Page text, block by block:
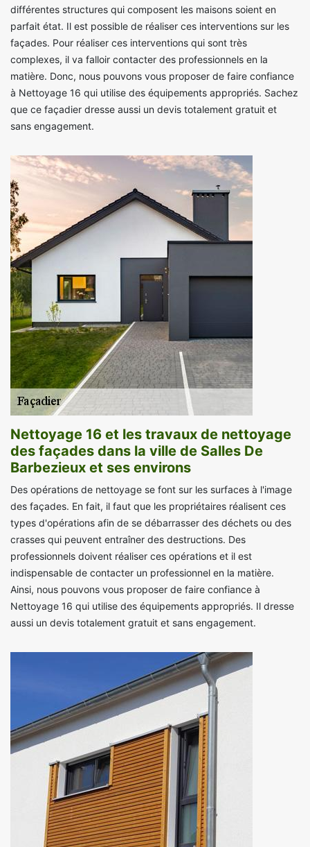
différentes structures qui composent les maisons soient en
parfait état. Il est possible de réaliser ces interventions sur les
façades. Pour réaliser ces interventions qui sont très
complexes, il va falloir contacter des professionnels en la
matière. Donc, nous pouvons vous proposer de faire confiance
à Nettoyage 16 qui utilise des équipements appropriés. Sachez
que ce façadier dresse aussi un devis totalement gratuit et
sans engagement.
Nettoyage 16 et les travaux de nettoyage
des façades dans la ville de Salles De
Barbezieux et ses environs
Des opérations de nettoyage se font sur les surfaces à l'image
des façades. En fait, il faut que les propriétaires réalisent ces
types d'opérations afin de se débarrasser des déchets ou des
crasses qui peuvent entraîner des destructions. Des
professionnels doivent réaliser ces opérations et il est
indispensable de contacter un professionnel en la matière.
Ainsi, nous pouvons vous proposer de faire confiance à
Nettoyage 16 qui utilise des équipements appropriés. Il dresse
aussi un devis totalement gratuit et sans engagement.